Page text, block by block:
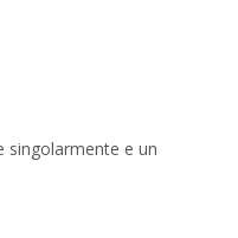
singolarmente e un